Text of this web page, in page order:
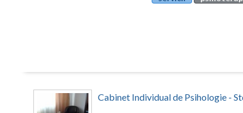
Cabinet Individual de Psihologie -